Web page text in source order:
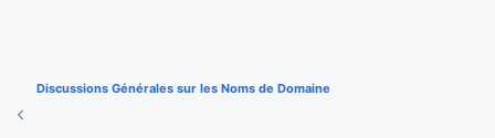
Discussions Générales sur les Noms de Domaine